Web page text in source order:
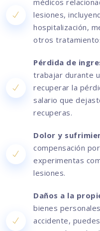
médicos
lesiones,
hospitalización,
otros
Pérdida de
trabajar durante
recuperar la
salario que
recuperas.
Dolor y
compensación
experimentas
lesiones.
Daños a la
bienes
accidente,